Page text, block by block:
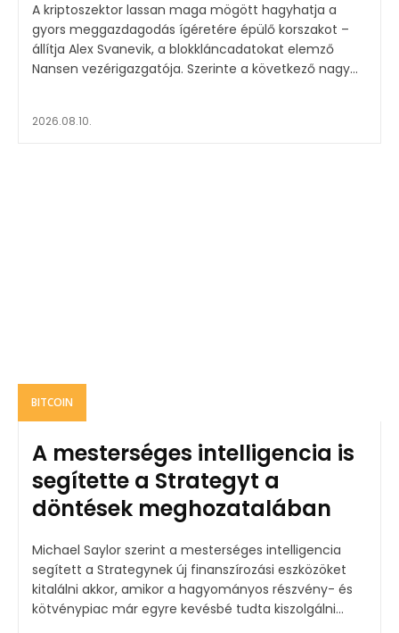
A kriptoszektor lassan maga mögött hagyhatja a
gyors meggazdagodás ígéretére épülő korszakot –
állítja Alex Svanevik, a blokkláncadatokat elemző
Nansen vezérigazgatója. Szerinte a következő nagy...
2026.08.10.
BITCOIN
A mesterséges intelligencia is
segítette a Strategyt a
döntések meghozatalában
Michael Saylor szerint a mesterséges intelligencia
segített a Strategynek új finanszírozási eszközöket
kitalálni akkor, amikor a hagyományos részvény- és
kötvénypiac már egyre kevésbé tudta kiszolgálni...